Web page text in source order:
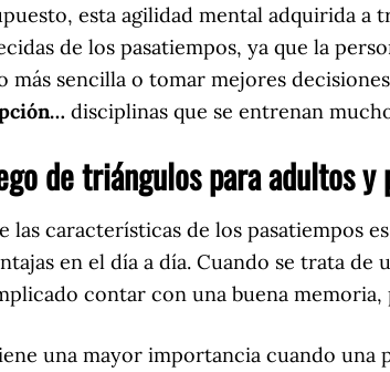
esta agilidad mental adquirida a
de los pasatiempos, ya que la
más sencilla o tomar mejores
disciplinas que se entrenan
de triángulos para adultos y
las características de los pasatiempos
en el día a día. Cuando se trata
contar con una buena
una mayor importancia cuando una